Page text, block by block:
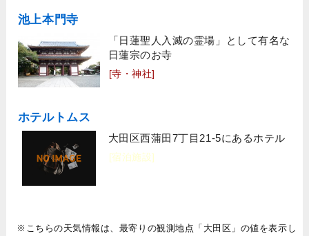
池上本門寺
「日蓮聖人入滅の霊場」として有名な
日蓮宗のお寺
[寺・神社]
ホテルトムス
大田区西蒲田7丁目21-5にあるホテル
[宿泊施設]
※こちらの天気情報は、最寄りの観測地点「大田区」の値を表示し